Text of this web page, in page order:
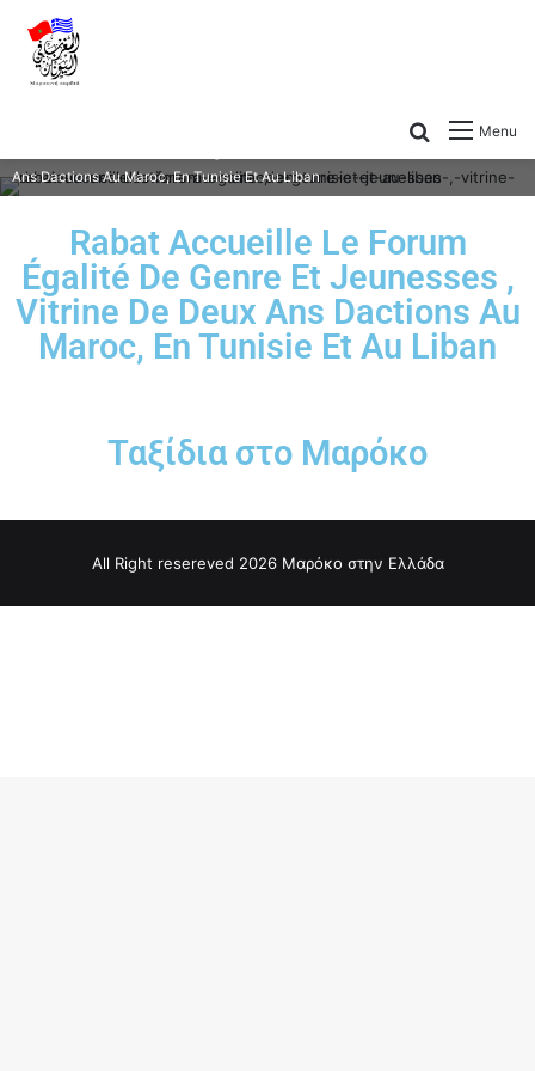
Menu
Ans Dactions Au Maroc, En Tunisie Et Au Liban
Rabat Accueille Le Forum
Égalité De Genre Et Jeunesses ,
Vitrine De Deux Ans Dactions Au
Maroc, En Tunisie Et Au Liban
Ταξίδια στο Μαρόκο
All Right resereved 2026 Μαρόκο στην Ελλάδα